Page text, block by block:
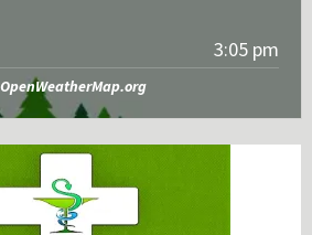
3:05 pm
OpenWeatherMap.org